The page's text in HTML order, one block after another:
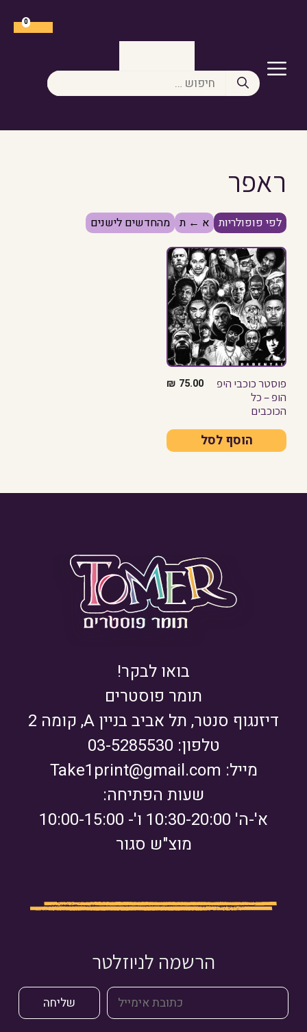
חיפוש:
0
תפריט
ראפר
לפי פופולריות א ← ת מהחדשים לישנים
פוסטר כוכבי היפ
הופ – כל
הכוכבים
75.00
₪
הוסף לסל
בואו לבקר!
תומר פוסטרים
דיזנגוף סנטר, תל אביב בניין A, קומה 2
טלפון: 03-5285530
מייל: Take1print@gmail.com
שעות הפתיחה:
א'-ה' 10:30-20:00 ו'- 10:00-15:00
מוצ"ש סגור
הרשמה לניוזלטר